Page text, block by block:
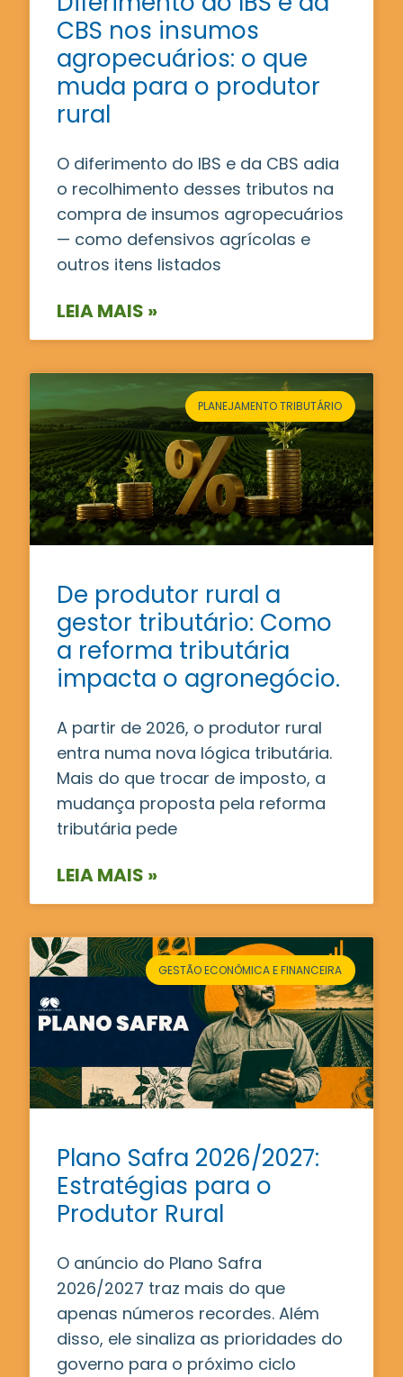
CBS nos insumos
agropecuários: o que
muda para o produtor
rural
O diferimento do IBS e da CBS adia
o recolhimento desses tributos na
compra de insumos agropecuários
— como defensivos agrícolas e
outros itens listados
LEIA MAIS »
PLANEJAMENTO TRIBUTÁRIO
De produtor rural a
gestor tributário: Como
a reforma tributária
impacta o agronegócio.
A partir de 2026, o produtor rural
entra numa nova lógica tributária.
Mais do que trocar de imposto, a
mudança proposta pela reforma
tributária pede
LEIA MAIS »
GESTÃO ECONÔMICA E FINANCEIRA
Plano Safra 2026/2027:
Estratégias para o
Produtor Rural
O anúncio do Plano Safra
2026/2027 traz mais do que
apenas números recordes. Além
disso, ele sinaliza as prioridades do
governo para o próximo ciclo